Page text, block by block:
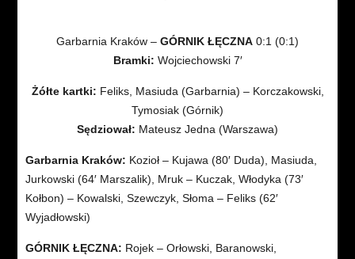
Garbarnia Kraków – GÓRNIK ŁĘCZNA 0:1 (0:1)
Bramki: Wojciechowski 7′
Żółte kartki: Feliks, Masiuda (Garbarnia) – Korczakowski,
Tymosiak (Górnik)
Sędziował: Mateusz Jedna (Warszawa)
Garbarnia Kraków: Kozioł – Kujawa (80′ Duda), Masiuda,
Jurkowski (64′ Marszalik), Mruk – Kuczak, Włodyka (73′
Kołbon) – Kowalski, Szewczyk, Słoma – Feliks (62′
Wyjadłowski)
GÓRNIK ŁĘCZNA: Rojek – Orłowski, Baranowski,